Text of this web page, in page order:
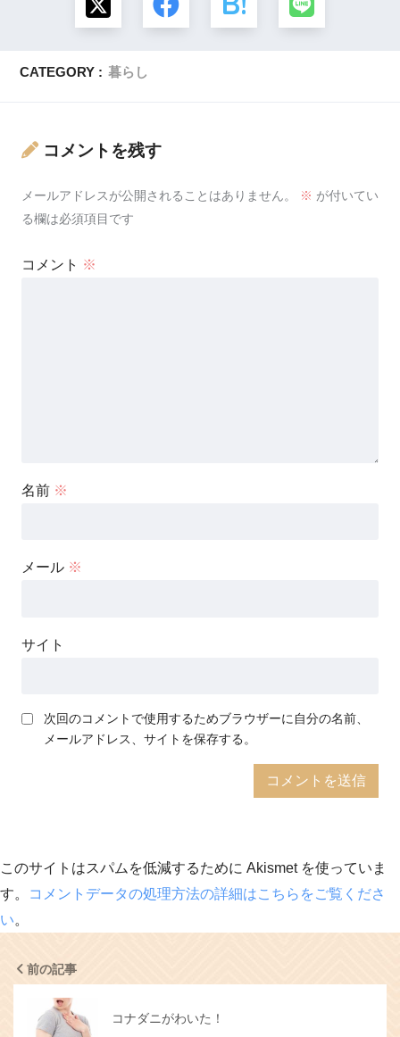
CATEGORY : 暮らし
コメントを残す
メールアドレスが公開されることはありません。 ※ が付いてい
る欄は必須項目です
コメント ※
名前 ※
メール ※
サイト
次回のコメントで使用するためブラウザーに自分の名前、
メールアドレス、サイトを保存する。
このサイトはスパムを低減するために Akismet を使っていま
す。
コメントデータの処理方法の詳細はこちらをご覧くださ
い。
前の記事
コナダニがわいた！